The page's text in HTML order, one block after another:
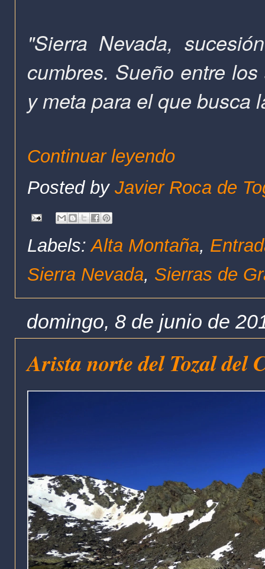
"Sierra Nevada,
cumbres. Sueño entre
y meta para el que busca
Continuar leyendo
Posted by Javier Roca de
Labels:Alta Montaña,
Sierra Nevada, Sierras de
domingo, 8 de junio de
Arista norte del Tozal del